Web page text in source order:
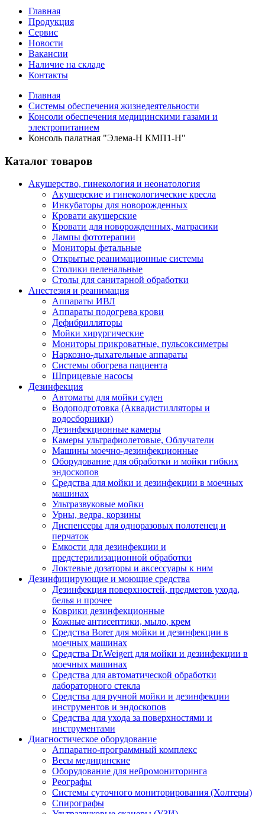
Главная
Продукция
Сервис
Новости
Вакансии
Наличие на складе
Контакты
Главная
Системы обеспечения жизнедеятельности
Консоли обеспечения медицинскими газами и
электропитанием
Консоль палатная "Элема-Н КМП1-Н"
Каталог товаров
Акушерство, гинекология и неонатология
Акушерские и гинекологические креслa
Инкубаторы для новорожденных
Кровати акушерские
Кровати для новорожденных, матрасики
Лампы фототерапии
Мониторы фетальные
Открытые реанимационные системы
Столики пеленальные
Столы для санитарной обработки
Анестезия и реанимация
Аппараты ИВЛ
Аппараты подогрева крови
Дефибрилляторы
Мойки хирургические
Мониторы прикроватные, пульсоксиметры
Наркозно-дыхательные аппараты
Системы обогрева пациента
Шприцевые насосы
Дезинфекция
Автоматы для мойки суден
Водоподготовка (Аквадистилляторы и
водосборники)
Дезинфекционные камеры
Камеры ультрафиолетовые, Облучатели
Машины моечно-дезинфекционные
Оборудование для обработки и мойки гибких
эндоскопов
Средства для мойки и дезинфекции в моечных
машинах
Ультразвуковые мойки
Урны, ведра, корзины
Диспенсеры для одноразовых полотенец и
перчаток
Емкости для дезинфекции и
предстерилизационной обработки
Локтевые дозаторы и аксессуары к ним
Дезинфицирующие и моющие средства
Дезинфекция поверхностей, предметов ухода,
белья и прочее
Коврики дезинфекционные
Кожные антисептики, мыло, крем
Средства Borer для мойки и дезинфекции в
моечных машинах
Средства Dr.Weigert для мойки и дезинфекции в
моечных машинах
Средства для автоматической обработки
лабораторного стекла
Средства для ручной мойки и дезинфекции
инструментов и эндоскопов
Средства для ухода за поверхностями и
инструментами
Диагностическое оборудование
Аппаратно-программный комплекс
Весы медицинские
Оборудование для нейромониторинга
Реографы
Системы суточного мониторирования (Холтеры)
Спирографы